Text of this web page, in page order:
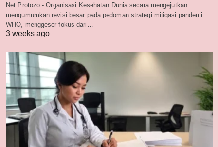
Net Protozo - Organisasi Kesehatan Dunia secara mengejutkan
mengumumkan revisi besar pada pedoman strategi mitigasi pandemi
WHO, menggeser fokus dari…
3 weeks ago